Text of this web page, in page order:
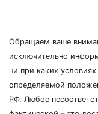
Обращаем ваше
исключительно
ни при каких
определяемой
РФ. Любое